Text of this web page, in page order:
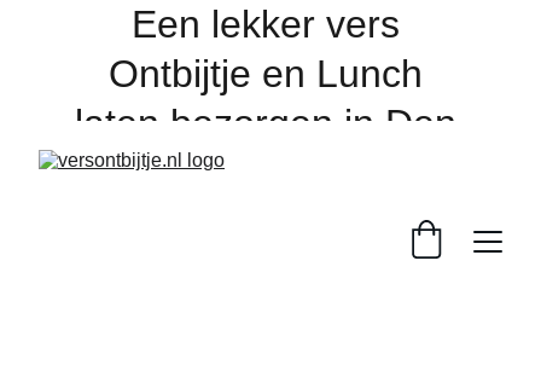
Een lekker vers
Ontbijtje en Lunch
laten bezorgen in Den
Bosch en de regio,
dagelijks voor 16:00